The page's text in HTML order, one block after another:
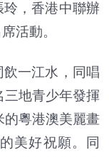
，香港中聯辦
活動。
一江水，同唱
地青少年發揮
粵港澳美麗畫
美好祝願。同